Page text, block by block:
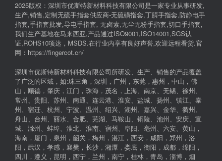
2025版权：深圳市优斯特新材料科技有限公司是一家专业从事研发,
生产,销售,定制无硫手指套供应商-无硫磺指套,丁腈手指套,防静电手
指套,手指套批发,导电手指套, 无卤素,无尘无粉手指套,切口手指套,
我们生产基地在马来西亚,产品通过ISO9001,ISO14001,SGS认
证,ROHS10项达，MSDS.在行业内享有良好声誉,欢迎远程看货.官
网：https://fingercot.cn/
深圳市优斯特新材料科技有限公司所研发、生产、销售的产品覆盖
了广泛的区域，如:珠三角，深圳，广州，东莞，惠州，中山，佛
山，顺德，肇庆，江门，珠海，茂名，上海、南京、无锡、徐州、
常州、贵阳、苏州、南通、连云港、淮安、盐城、扬州、镇江、泰
州、宿迁、杭州、宁波、温州、绍兴、湖州、嘉兴、金华、衢州、
舟山、台州、丽水、合肥、芜湖、马鞍山、铜陵、池州、安庆、宣
城、滁州、蚌埠、淮北、淮南、宿州、阜阳、亳州、六安、黄山，
海南，厦门，泉州，韶关，梅州，湛江，西安，咸阳，郑州，洛
阳，武汉，孝感，襄樊，长沙，湘潭，娄底，衡阳，成都，绵阳，
四川，遵义，昆明，西宁，兰州，南宁，桂林，青岛，淄博，烟